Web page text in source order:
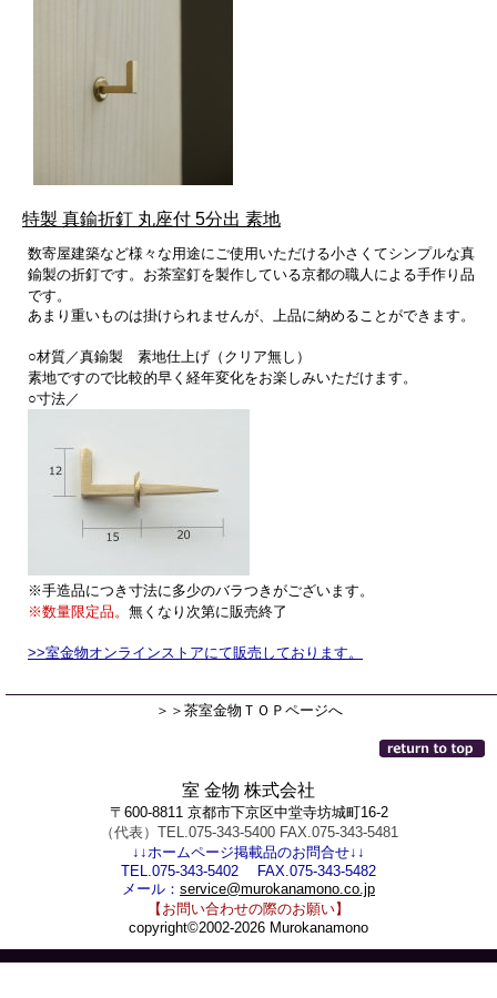
特製 真鍮折釘 丸座付 5分出 素地
数寄屋建築など様々な用途にご使用いただける小さくてシンプルな真
鍮製の折釘です。お茶室釘を製作している京都の職人による手作り品
です。
あまり重いものは掛けられませんが、上品に納めることができます。
○材質／真鍮製 素地仕上げ（クリア無し）
素地ですので比較的早く経年変化をお楽しみいただけます。
○寸法／
※手造品につき寸法に多少のバラつきがございます。
※数量限定品。 無くなり次第に販売終了
>>室金物オンラインストアにて販売しております。
＞＞茶室金物ＴＯＰページへ
室 金物 株式会社
〒600-8811 京都市下京区中堂寺坊城町16-2
（代表）TEL.075-343-5400 FAX.075-343-5481
↓↓ホームページ掲載品のお問合せ↓↓
TEL.075-343-5402 FAX.075-343-5482
メール： service@murokanamono.co.jp
【お問い合わせの際のお願い】
copyright©2002-2026 Murokanamono